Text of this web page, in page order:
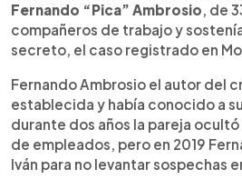
Fernando “Pica” Ambrosio, de
compañeros de trabajo y
secreto, el caso registrado en
Fernando Ambrosio el autor del
establecida y había conocido a
durante dos años la pareja
de empleados, pero en 2019
Iván para no levantar sospechas